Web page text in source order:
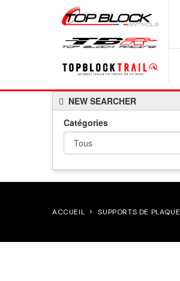
NEW SEARCHER
Catégories
ACCUEIL SUPPORTS DE PLAQUE